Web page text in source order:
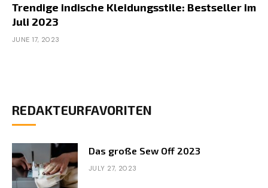
Trendige indische Kleidungsstile: Bestseller im
Juli 2023
JUNE 17, 2023
REDAKTEURFAVORITEN
Das große Sew Off 2023
JULY 27, 2023